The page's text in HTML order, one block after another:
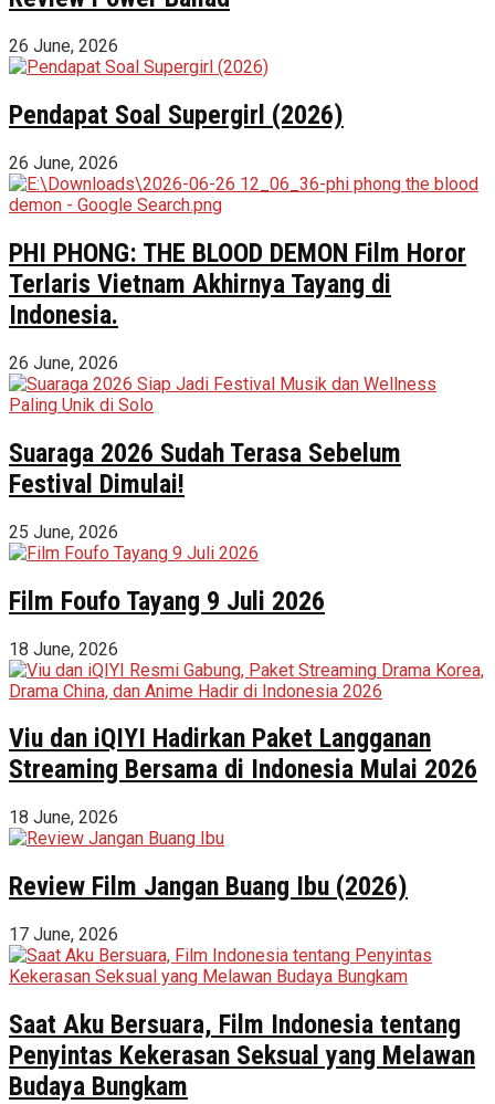
26 June, 2026
Pendapat Soal Supergirl (2026)
26 June, 2026
PHI PHONG: THE BLOOD DEMON Film Horor
Terlaris Vietnam Akhirnya Tayang di
Indonesia.
26 June, 2026
Suaraga 2026 Sudah Terasa Sebelum
Festival Dimulai!
25 June, 2026
Film Foufo Tayang 9 Juli 2026
18 June, 2026
Viu dan iQIYI Hadirkan Paket Langganan
Streaming Bersama di Indonesia Mulai 2026
18 June, 2026
Review Film Jangan Buang Ibu (2026)
17 June, 2026
Saat Aku Bersuara, Film Indonesia tentang
Penyintas Kekerasan Seksual yang Melawan
Budaya Bungkam